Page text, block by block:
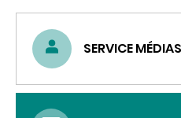
SERVICE
UN